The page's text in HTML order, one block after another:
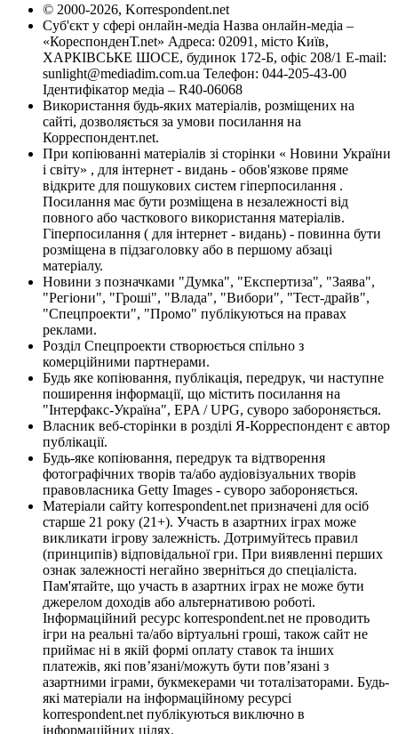
© 2000-2026, Korrespondent.net
Суб'єкт у сфері онлайн-медіа Назва онлайн-медіа –
«КореспонденТ.net» Адреса: 02091, місто Київ,
ХАРКІВСЬКЕ ШОСЕ, будинок 172-Б, офіс 208/1 E-mail:
sunlight@mediadim.com.ua Телефон: 044-205-43-00
Ідентифікатор медіа – R40-06068
Використання будь-яких матеріалів, розміщених на
сайті, дозволяється за умови посилання на
Корреспондент.net.
При копіюванні матеріалів зі сторінки « Новини України
і світу» , для інтернет - видань - обов'язкове пряме
відкрите для пошукових систем гіперпосилання .
Посилання має бути розміщена в незалежності від
повного або часткового використання матеріалів.
Гіперпосилання ( для інтернет - видань) - повинна бути
розміщена в підзаголовку або в першому абзаці
матеріалу.
Новини з позначками "Думка", "Експертиза", "Заява",
"Регіони", "Гроші", "Влада", "Вибори", "Тест-драйв",
"Спецпроекти", "Промо" публікуються на правах
реклами.
Розділ Спецпроекти створюється спільно з
комерційними партнерами.
Будь яке копіювання, публікація, передрук, чи наступне
поширення інформації, що містить посилання на
"Інтерфакс-Україна", EPA / UPG, суворо забороняється.
Власник веб-сторінки в розділі Я-Корреспондент є автор
публікації.
Будь-яке копіювання, передрук та відтворення
фотографічних творів та/або аудіовізуальних творів
правовласника Getty Images - суворо забороняється.
Матеріали сайту korrespondent.net призначені для осіб
старше 21 року (21+). Участь в азартних іграх може
викликати ігрову залежність. Дотримуйтесь правил
(принципів) відповідальної гри. При виявленні перших
ознак залежності негайно зверніться до спеціаліста.
Пам'ятайте, що участь в азартних іграх не може бути
джерелом доходів або альтернативою роботі.
Інформаційний ресурс korrespondent.net не проводить
ігри на реальні та/або віртуальні гроші, також сайт не
приймає ні в якій формі оплату ставок та інших
платежів, які пов’язані/можуть бути пов’язані з
азартними іграми, букмекерами чи тоталізаторами. Будь-
які матеріали на інформаційному ресурсі
korrespondent.net публікуються виключно в
інформаційних цілях.